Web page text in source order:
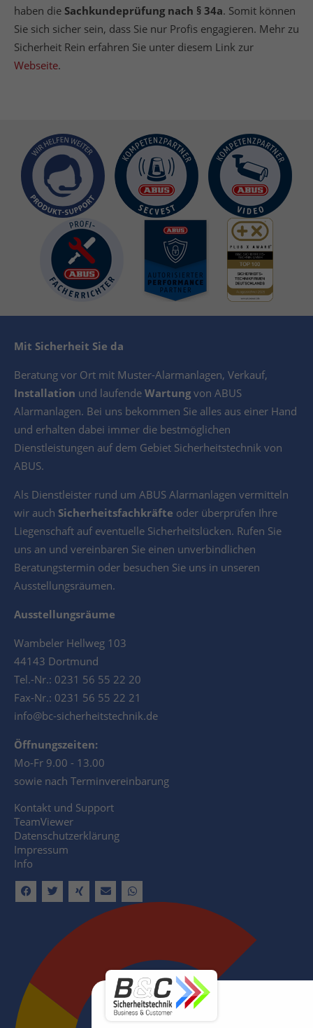
haben die Sachkundeprüfung nach § 34a. Somit können
Sie sich sicher sein, dass Sie nur Profis engagieren. Mehr zu
Sicherheit Rein erfahren Sie unter diesem Link zur
Webseite.
Mit Sicherheit Sie da
Beratung vor Ort mit Muster-Alarmanlagen, Verkauf,
Installation und laufende Wartung von ABUS
Alarmanlagen. Bei uns bekommen Sie alles aus einer Hand
und erhalten dabei immer die bestmöglichen
Dienstleistungen auf dem Gebiet Sicherheitstechnik von
ABUS.
Als Dienstleister rund um ABUS Alarmanlagen vermitteln
wir auch Sicherheitsfachkräfte oder überprüfen Ihre
Liegenschaft auf eventuelle Sicherheitslücken. Rufen Sie
uns an und vereinbaren Sie einen unverbindlichen
Beratungstermin oder besuchen Sie uns in unseren
Ausstellungsräumen.
Ausstellungsräume
Wambeler Hellweg 103
44143 Dortmund
Tel.-Nr.: 0231 56 55 22 20
Fax-Nr.: 0231 56 55 22 21
info@bc-sicherheitstechnik.de
Öffnungszeiten:
Mo-Fr 9.00 - 13.00
sowie nach Terminvereinbarung
Kontakt und Support
TeamViewer
Datenschutzerklärung
Impressum
Info